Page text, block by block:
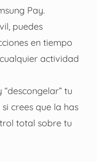
Pay.
puedes
en tiempo
actividad
tu
crees que la has
total sobre tu